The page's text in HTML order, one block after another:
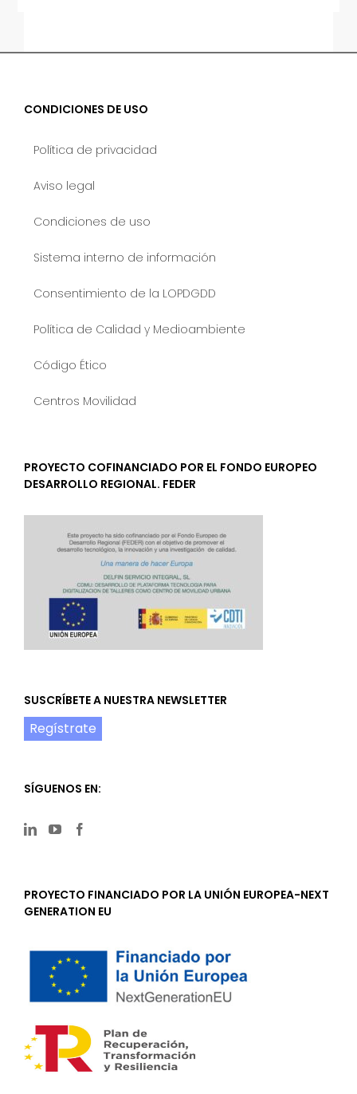
CONDICIONES DE USO
Política de privacidad
Aviso legal
Condiciones de uso
Sistema interno de información
Consentimiento de la LOPDGDD
Política de Calidad y Medioambiente
Código Ético
Centros Movilidad
PROYECTO COFINANCIADO POR EL FONDO EUROPEO
DESARROLLO REGIONAL. FEDER
SUSCRÍBETE A NUESTRA NEWSLETTER
Regístrate
SÍGUENOS EN:
PROYECTO FINANCIADO POR LA UNIÓN EUROPEA-NEXT
GENERATION EU